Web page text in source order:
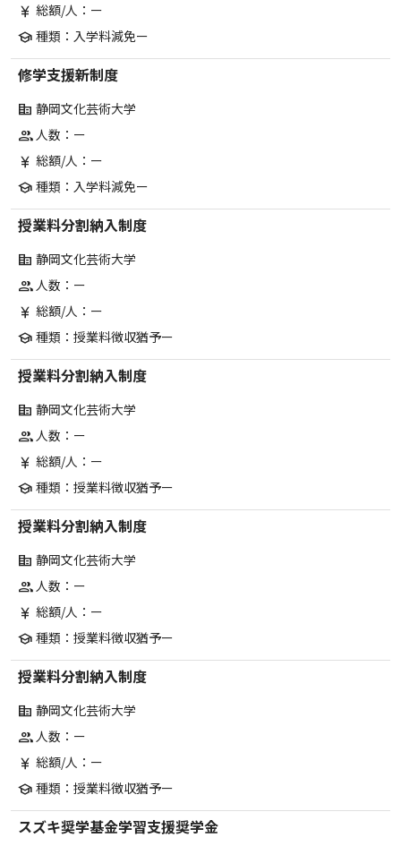
currency_yen 総額/人：ー
school 種類：入学料減免ー
修学支援新制度
corporate_fare 静岡文化芸術大学
group人数：ー
currency_yen 総額/人：ー
school 種類：入学料減免ー
授業料分割納入制度
corporate_fare 静岡文化芸術大学
group人数：ー
currency_yen 総額/人：ー
school 種類：授業料徴収猶予ー
授業料分割納入制度
corporate_fare 静岡文化芸術大学
group人数：ー
currency_yen 総額/人：ー
school 種類：授業料徴収猶予ー
授業料分割納入制度
corporate_fare 静岡文化芸術大学
group人数：ー
currency_yen 総額/人：ー
school 種類：授業料徴収猶予ー
授業料分割納入制度
corporate_fare 静岡文化芸術大学
group人数：ー
currency_yen 総額/人：ー
school 種類：授業料徴収猶予ー
スズキ奨学基金学習支援奨学金